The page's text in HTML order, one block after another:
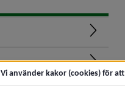
Vi använder kakor (cookies) för